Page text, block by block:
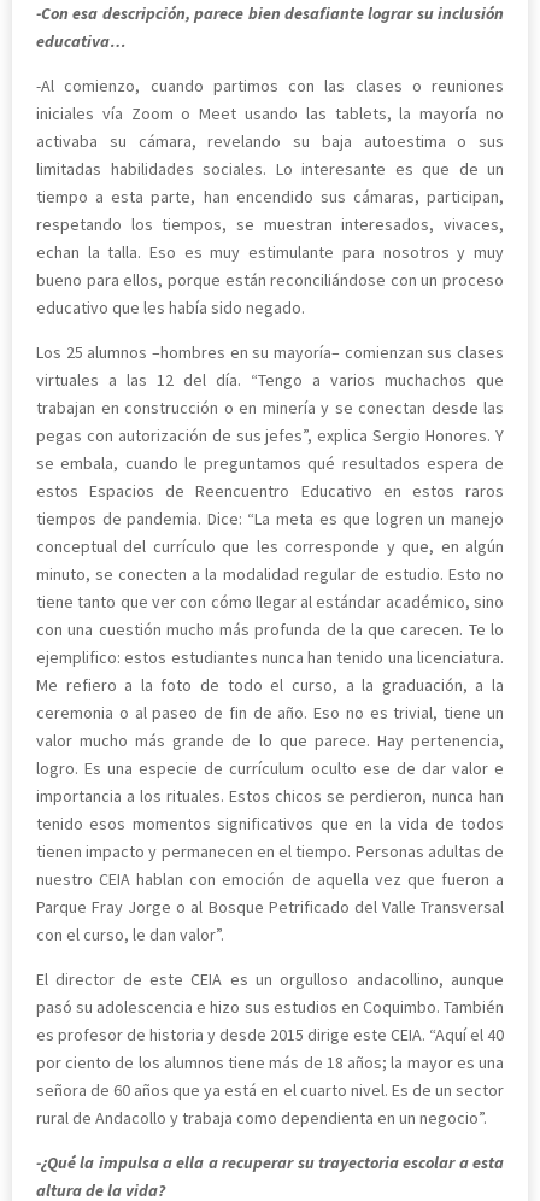
-Con esa descripción, parece bien desafiante lograr su inclusión
educativa…
-Al comienzo, cuando partimos con las clases o reuniones
iniciales vía Zoom o Meet usando las tablets, la mayoría no
activaba su cámara, revelando su baja autoestima o sus
limitadas habilidades sociales. Lo interesante es que de un
tiempo a esta parte, han encendido sus cámaras, participan,
respetando los tiempos, se muestran interesados, vivaces,
echan la talla. Eso es muy estimulante para nosotros y muy
bueno para ellos, porque están reconciliándose con un proceso
educativo que les había sido negado.
Los 25 alumnos –hombres en su mayoría– comienzan sus clases
virtuales a las 12 del día. “Tengo a varios muchachos que
trabajan en construcción o en minería y se conectan desde las
pegas con autorización de sus jefes”, explica Sergio Honores. Y
se embala, cuando le preguntamos qué resultados espera de
estos Espacios de Reencuentro Educativo en estos raros
tiempos de pandemia. Dice: “La meta es que logren un manejo
conceptual del currículo que les corresponde y que, en algún
minuto, se conecten a la modalidad regular de estudio. Esto no
tiene tanto que ver con cómo llegar al estándar académico, sino
con una cuestión mucho más profunda de la que carecen. Te lo
ejemplifico: estos estudiantes nunca han tenido una licenciatura.
Me refiero a la foto de todo el curso, a la graduación, a la
ceremonia o al paseo de fin de año. Eso no es trivial, tiene un
valor mucho más grande de lo que parece. Hay pertenencia,
logro. Es una especie de currículum oculto ese de dar valor e
importancia a los rituales. Estos chicos se perdieron, nunca han
tenido esos momentos significativos que en la vida de todos
tienen impacto y permanecen en el tiempo. Personas adultas de
nuestro CEIA hablan con emoción de aquella vez que fueron a
Parque Fray Jorge o al Bosque Petrificado del Valle Transversal
con el curso, le dan valor”.
El director de este CEIA es un orgulloso andacollino, aunque
pasó su adolescencia e hizo sus estudios en Coquimbo. También
es profesor de historia y desde 2015 dirige este CEIA. “Aquí el 40
por ciento de los alumnos tiene más de 18 años; la mayor es una
señora de 60 años que ya está en el cuarto nivel. Es de un sector
rural de Andacollo y trabaja como dependienta en un negocio”.
-¿Qué la impulsa a ella a recuperar su trayectoria escolar a esta
altura de la vida?